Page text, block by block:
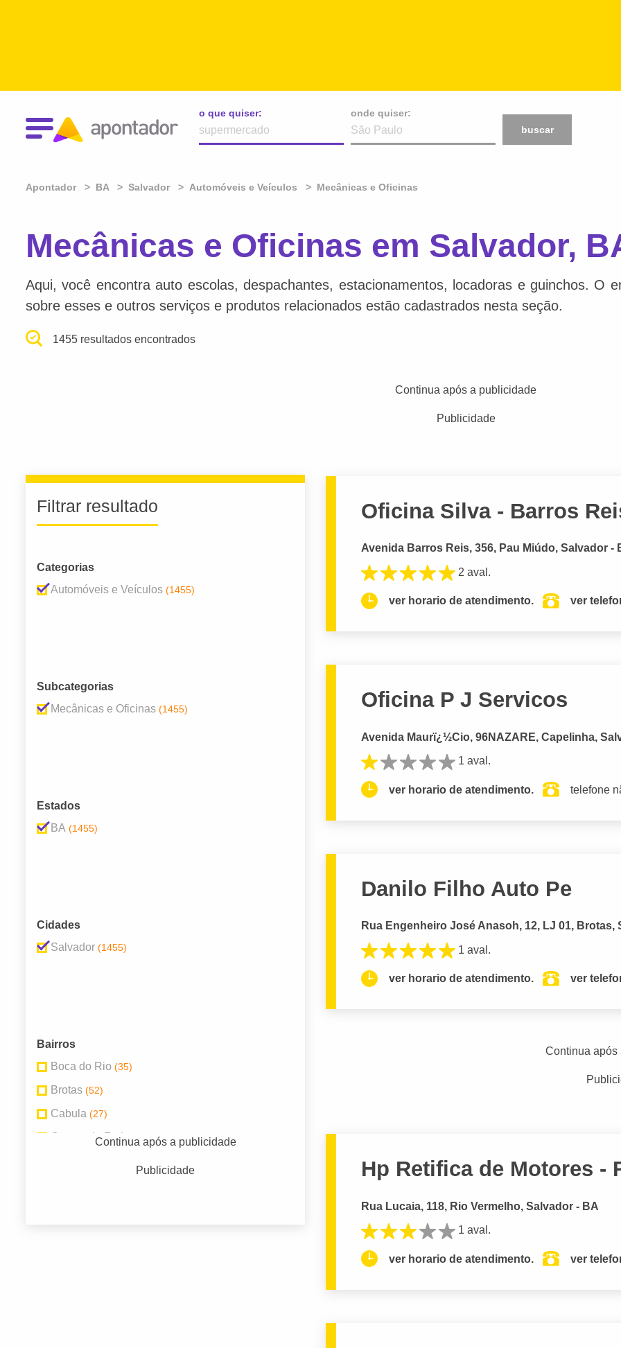
o que quiser:
onde quiser:
buscar
Apontador BA Salvador Automóveis e Veículos Mecânicas e Oficinas
Mecânicas e Oficinas em Salvador,
Aqui, você encontra auto escolas, despachantes, estacionamentos, locadoras e guinchos. O
sobre esses e outros serviços e produtos relacionados estão cadastrados nesta seção.
1455 resultados encontrados
Continua após a publicidade
Publicidade
Filtrar resultado
Categorias
Automóveis e Veículos (1455)
Subcategorias
Mecânicas e Oficinas (1455)
Estados
BA (1455)
Cidades
Salvador (1455)
Bairros
Boca do Rio (35)
Brotas (52)
Cabula (27)
Cosme de Farias(25)
Continua após a publicidade
Publicidade
Oficina Silva - Barros
Avenida Barros Reis, 356, Pau Miúdo, Salvador -
2 aval.
ver horario de atendimento. ver
Oficina P J Servicos
Avenida Maurï¿½Cio, 96NAZARE, Capelinha,
1 aval.
ver horario de atendimento. telefone
Danilo Filho Auto Pe
Rua Engenheiro José Anasoh, 12, LJ 01, Brotas,
1 aval.
ver horario de atendimento. ver
Continua após
Hp Retifica de Motores -
Rua Lucaia, 118, Rio Vermelho, Salvador - BA
1 aval.
ver horario de atendimento. ver